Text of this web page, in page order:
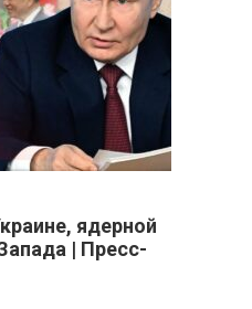
ядерной
| Пресс-